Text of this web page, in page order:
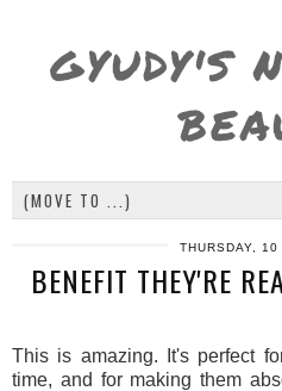
GYUDY'S
THURSDAY,
BENEFIT THEY'RE
This is amazing. It's perfect
time, and for making them